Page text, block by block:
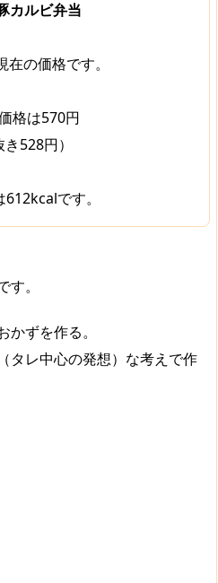
カルビ弁当
の価格です。
格は570円
き528円）
です。
。
かずを作る。
タレ中心の発想）な考えで作